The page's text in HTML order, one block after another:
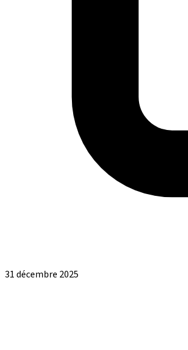
31 décembre 2025